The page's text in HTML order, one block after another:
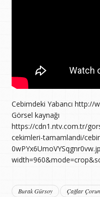
Cebimdeki Yabancı
Görsel kaynağı
https://cdn1.ntv.com.tr/
cekimleri-tamamlandi/
Burak Gürsoy Çağlar